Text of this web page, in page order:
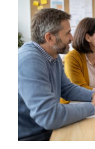
Larger
Image